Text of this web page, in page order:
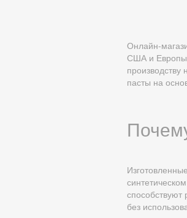
Онлайн-
США и Европы.
пасты на
способствуют
без